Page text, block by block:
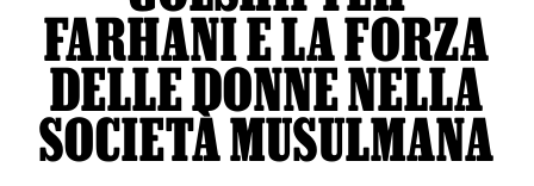
FARHANI E LA FORZA
DELLE DONNE NELLA
SOCIETÀ MUSULMANA